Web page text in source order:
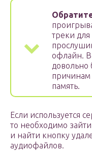
треки
офлайн. В
довольно
причинам
память.
Если используется
то необходимо
и найти кнопку
аудиофайлов.